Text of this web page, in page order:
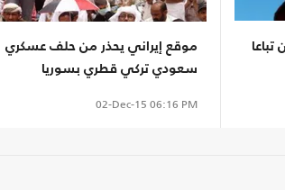
موقع إيراني يحذر من حلف عسكري
سعودي تركي قطري بسوريا
02-Dec-15 06:16 PM